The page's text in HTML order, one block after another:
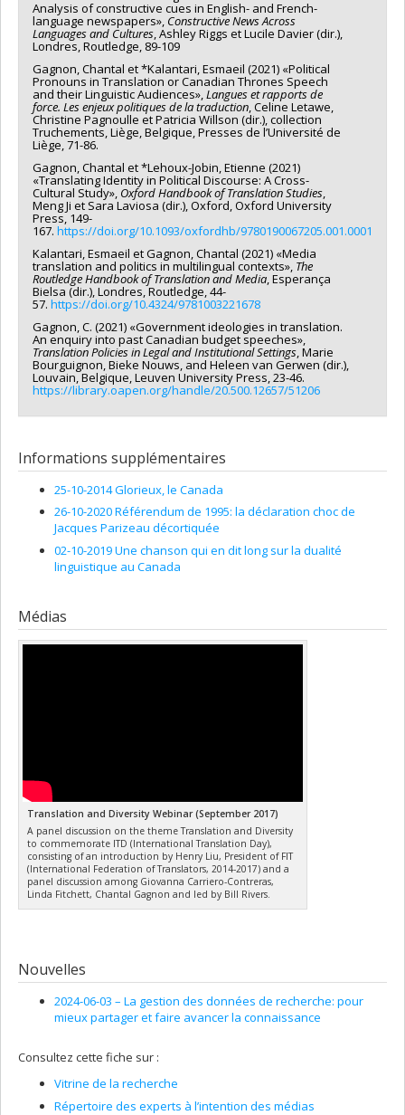
Analysis of constructive cues in English- and French-
language newspapers», Constructive News Across
Languages and Cultures, Ashley Riggs et Lucile Davier (dir.),
Londres, Routledge, 89-109
Gagnon, Chantal et *Kalantari, Esmaeil (2021) «Political
Pronouns in Translation or Canadian Thrones Speech
and their Linguistic Audiences»,Langues et rapports de
force. Les enjeux politiques de la traduction, Celine Letawe,
Christine Pagnoulle et Patricia Willson (dir.), collection
Truchements, Liège, Belgique, Presses de l’Université de
Liège, 71-86.
Gagnon, Chantal et *Lehoux-Jobin, Etienne (2021)
«Translating Identity in Political Discourse: A Cross-
Cultural Study», Oxford Handbook of Translation Studies,
Meng Ji et Sara Laviosa (dir.), Oxford, Oxford University
Press, 149-
167. https://doi.org/10.1093/oxfordhb/9780190067205.001.0001
Kalantari, Esmaeil et Gagnon, Chantal (2021) «Media
translation and politics in multilingual contexts», The
Routledge Handbook of Translation and Media, Esperança
Bielsa (dir.), Londres, Routledge, 44-
57. https://doi.org/10.4324/9781003221678
Gagnon, C. (2021) «Government ideologies in translation.
An enquiry into past Canadian budget speeches»,
Translation Policies in Legal and Institutional Settings, Marie
Bourguignon, Bieke Nouws, and Heleen van Gerwen (dir.),
Louvain, Belgique, Leuven University Press, 23-46.
https://library.oapen.org/handle/20.500.12657/51206
Informations supplémentaires
25-10-2014 Glorieux, le Canada
26-10-2020 Référendum de 1995: la déclaration choc de
Jacques Parizeau décortiquée
02-10-2019 Une chanson qui en dit long sur la dualité
linguistique au Canada
Médias
Translation and Diversity Webinar (September 2017)
A panel discussion on the theme Translation and Diversity
to commemorate ITD (International Translation Day),
consisting of an introduction by Henry Liu, President of FIT
(International Federation of Translators, 2014-2017) and a
panel discussion among Giovanna Carriero-Contreras,
Linda Fitchett, Chantal Gagnon and led by Bill Rivers.
Nouvelles
2024-06-03 – La gestion des données de recherche: pour
mieux partager et faire avancer la connaissance
Consultez cette fiche sur :
Vitrine de la recherche
Répertoire des experts à l’intention des médias